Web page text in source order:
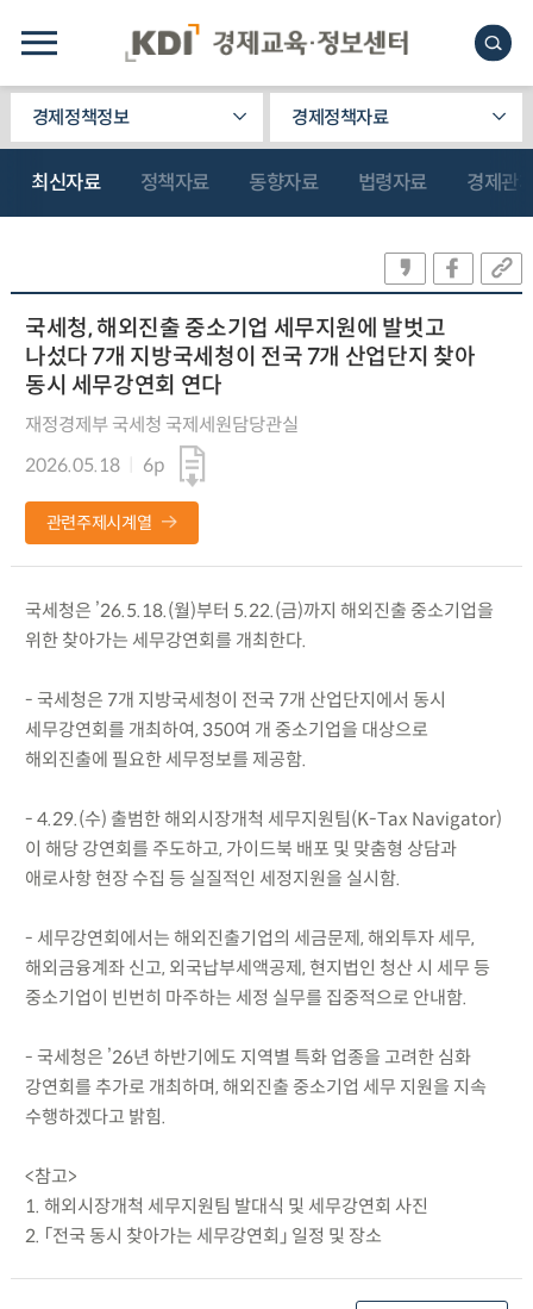
경제정책정보 경제정책자료
최신자료 정책자료 동향자료 법령자료 경제관
국세청, 해외진출 중소기업 세무지원에 발벗고
나섰다 7개 지방국세청이 전국 7개 산업단지 찾아
동시 세무강연회 연다
재정경제부 국세청 국제세원담당관실
2026.05.18
6p
관련주제시계열
국세청은 ’26.5.18.(월)부터 5.22.(금)까지 해외진출 중소기업을
위한 찾아가는 세무강연회를 개최한다.
- 국세청은 7개 지방국세청이 전국 7개 산업단지에서 동시
세무강연회를 개최하여, 350여 개 중소기업을 대상으로
해외진출에 필요한 세무정보를 제공함.
- 4.29.(수) 출범한 해외시장개척 세무지원팀(K-Tax Navigator)
이 해당 강연회를 주도하고, 가이드북 배포 및 맞춤형 상담과
애로사항 현장 수집 등 실질적인 세정지원을 실시함.
- 세무강연회에서는 해외진출기업의 세금문제, 해외투자 세무,
해외금융계좌 신고, 외국납부세액공제, 현지법인 청산 시 세무 등
중소기업이 빈번히 마주하는 세정 실무를 집중적으로 안내함.
- 국세청은 ’26년 하반기에도 지역별 특화 업종을 고려한 심화
강연회를 추가로 개최하며, 해외진출 중소기업 세무 지원을 지속
수행하겠다고 밝힘.
<참고>
1. 해외시장개척 세무지원팀 발대식 및 세무강연회 사진
2. 「전국 동시 찾아가는 세무강연회」 일정 및 장소